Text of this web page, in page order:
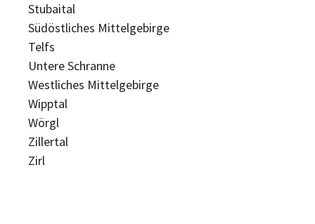
Stubaital
Südöstliches Mittelgebirge
Telfs
Untere Schranne
Westliches Mittelgebirge
Wipptal
Wörgl
Zillertal
Zirl